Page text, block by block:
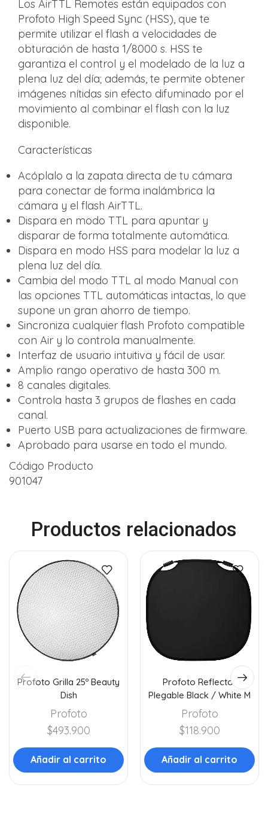
Los AirTTL Remotes están equipados con
Profoto High Speed Sync (HSS), que te
permite utilizar el flash a velocidades de
obturación de hasta 1/8000 s. HSS te
garantiza el control y el modelado de la luz a
plena luz del día; además, te permite obtener
imágenes nítidas sin efecto difuminado por el
movimiento al combinar el flash con la luz
disponible.
Características
Acóplalo a la zapata directa de tu cámara
para conectar de forma inalámbrica la
cámara y el flash AirTTL.
Dispara en modo TTL para apuntar y
disparar de forma totalmente automática.
Dispara en modo HSS para modelar la luz a
plena luz del día.
Cambia del modo TTL al modo Manual con
las opciones TTL automáticas intactas, lo que
supone un gran ahorro de tiempo.
Sincroniza cualquier flash Profoto compatible
con Air y lo controla manualmente.
Interfaz de usuario intuitiva y fácil de usar.
Amplio rango operativo de hasta 300 m.
8 canales digitales.
Controla hasta 3 grupos de flashes en cada
canal.
Puerto USB para actualizaciones de firmware.
Aprobado para usarse en todo el mundo.
Código Producto
901047
Productos relacionados
Profoto Grilla 25º Beauty
Dish
Profoto
$493.900
Añadir al carrito
Profoto Reflector
Plegable Black / White M
Profoto
$118.900
Añadir al carrito